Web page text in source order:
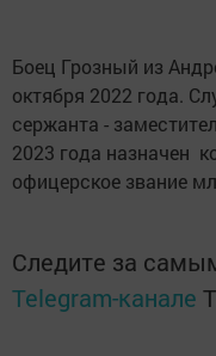
Боец Грозный из
октября 2022 года.
сержанта -
2023 года назначен
офицерское звание
Следите за
Telegram-канале